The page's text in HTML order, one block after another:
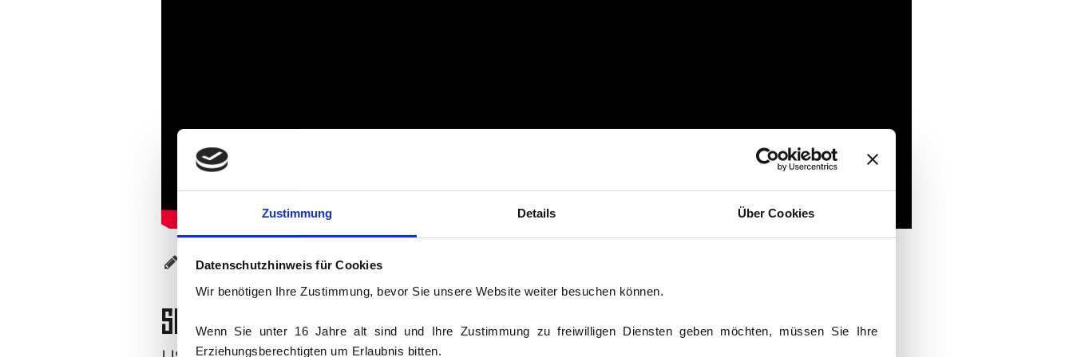
Zustimmung Details Über Cookies
Datenschutzhinweis für Cookies
Wir benötigen Ihre Zustimmung, bevor Sie unsere Website weiter besuchen können.
Wenn Sie unter 16 Jahre alt sind und Ihre Zustimmung zu freiwilligen Diensten geben möchten, müssen Sie Ihre
Erziehungsberechtigten um Erlaubnis bitten.
C. Friedrich
M. Friedrich
SIEGESSERIE REISST IM LETZTEN SAISONSPIEL